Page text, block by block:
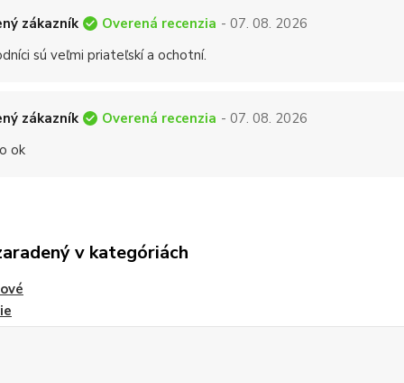
zákazník Overená recenzia - 07. 08. 2026
sú veľmi priateľskí a ochotní.
zákazník Overená recenzia - 07. 08. 2026
ok
v kategóriách